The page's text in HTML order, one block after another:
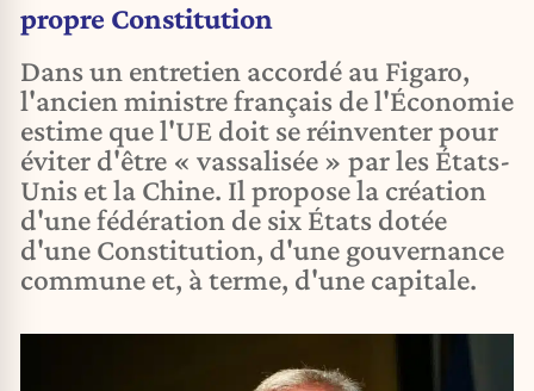
propre Constitution
Dans un entretien accordé au Figaro,
l'ancien ministre français de l'Économie
estime que l'UE doit se réinventer pour
éviter d'être « vassalisée » par les États-
Unis et la Chine. Il propose la création
d'une fédération de six États dotée
d'une Constitution, d'une gouvernance
commune et, à terme, d'une capitale.